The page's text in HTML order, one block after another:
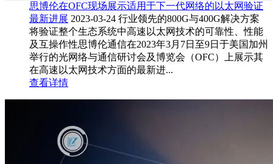
思博伦在OFC现场展示适用于下一代网络的以太网验证
最新进展 2023-03-24 行业领先的800G与400G解决方案
将验证整个生态系统中高速以太网技术的可靠性、性能
及互操作性思博伦通信在2023年3月7日至9日于美国加州
举行的光网络与通信研讨会及博览会（OFC）上展示其
在高速以太网技术方面的最新进...
查看详情